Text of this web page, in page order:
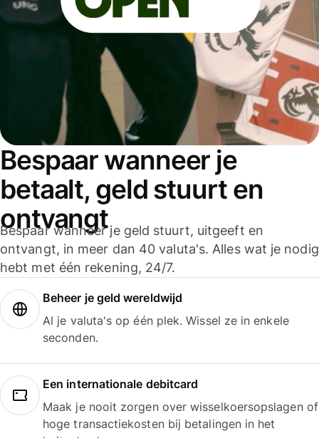
Bespaar wanneer je
betaalt, geld stuurt en
ontvangt
Bespaar wanneer je geld stuurt, uitgeeft en
ontvangt, in meer dan 40 valuta's. Alles wat je nodig
hebt met één rekening, 24/7.
Beheer je geld wereldwijd
Al je valuta's op één plek. Wissel ze in enkele
seconden.
Een internationale debitcard
Maak je nooit zorgen over wisselkoersopslagen of
hoge transactiekosten bij betalingen in het